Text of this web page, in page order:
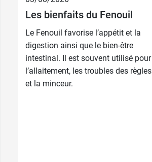
Les bienfaits du Fenouil
Le Fenouil favorise l’appétit et la
digestion ainsi que le bien-être
intestinal. Il est souvent utilisé pour
l’allaitement, les troubles des règles
et la minceur.